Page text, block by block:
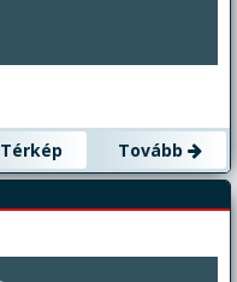
Térkép
Tovább